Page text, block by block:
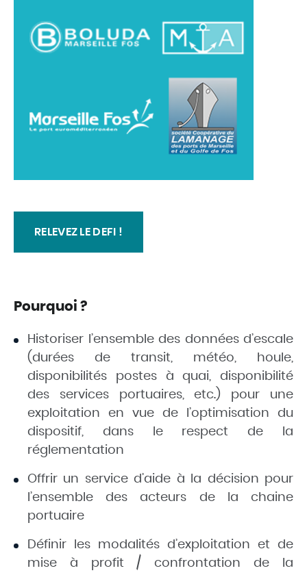
RELEVEZ LE DEFI !
Pourquoi ?
Historiser l’ensemble des données d’escale
(durées de transit, météo, houle,
disponibilités postes à quai, disponibilité
des services portuaires, etc.) pour une
exploitation en vue de l’optimisation du
dispositif, dans le respect de la
réglementation
Offrir un service d’aide à la décision pour
l’ensemble des acteurs de la chaine
portuaire
Définir les modalités d’exploitation et de
mise à profit / confrontation de la